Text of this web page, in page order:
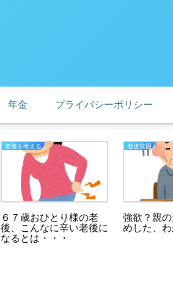
年金 プライバシーポリシー
老後を考える
６７歳おひとり様の老
後、こんなに辛い老後に
なるとは・・・
老後貧困
強欲？親
めした、